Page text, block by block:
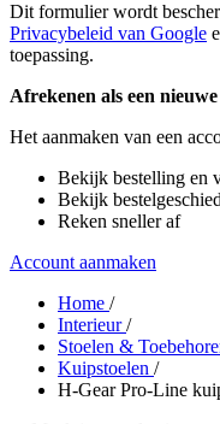
Dit formulier wordt
Privacybeleid van Google
toepassing.
Afrekenen als een
Het aanmaken van een
Bekijk bestelling en
Bekijk
Reken sneller af
Account aanmaken
Home /
Interieur/
Stoelen &
Kuipstoelen /
H-Gear Pro-Line